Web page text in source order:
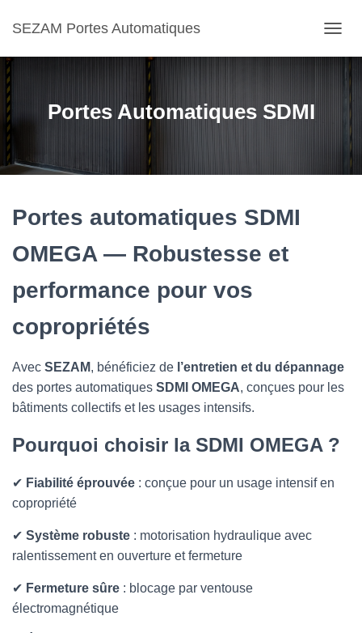
SEZAM Portes Automatiques
U
T
O
Portes Automatiques SDMI
Portes automatiques SDMI
OMEGA — Robustesse et
performance pour vos
copropriétés
Avec SEZAM, bénéficiez de l’entretien et du dépannage
des portes automatiques SDMI OMEGA, conçues pour les
bâtiments collectifs et les usages intensifs.
Pourquoi choisir la SDMI OMEGA ?
✔ Fiabilité éprouvée : conçue pour un usage intensif en
copropriété
✔ Système robuste : motorisation hydraulique avec
ralentissement en ouverture et fermeture
✔ Fermeture sûre : blocage par ventouse
électromagnétique